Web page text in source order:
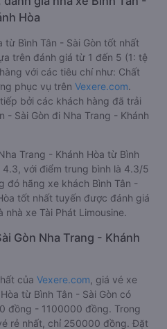
Hòa
từ Bình Tân - Sài Gòn tốt nhất
trên đánh giá từ 1 đến 5 (1: tệ
với các tiêu chí như: Chất
phục vụ trên Vexere.com.
bởi các khách hàng đã trải
- Sài Gòn đi Nha Trang - Khánh
Trang - Khánh Hòa từ Bình
4.3, với điểm trung bình là 4.3/5
đó hãng xe khách Bình Tân -
tốt nhất tuyến được đánh giá
xe Tài Phát Limousine.
Gòn Nha Trang - Khánh
của Vexere.com , giá vé xe
từ Bình Tân - Sài Gòn có
đồng - 1100000 đồng. Trong
rẻ nhất, chỉ 250000 đồng. Đặt